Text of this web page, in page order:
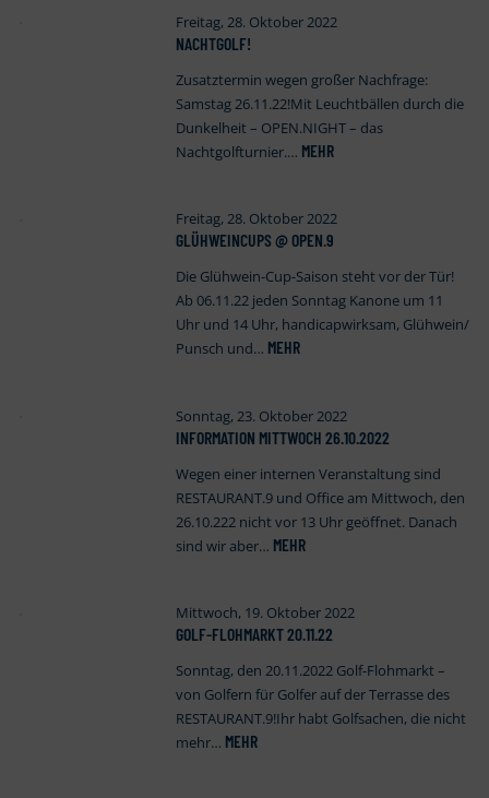
Freitag, 28. Oktober 2022
NACHTGOLF!
Zusatztermin wegen großer Nachfrage:
Samstag 26.11.22!Mit Leuchtbällen durch die
Dunkelheit – OPEN.NIGHT – das
Nachtgolfturnier.… MEHR
Freitag, 28. Oktober 2022
GLÜHWEINCUPS @ OPEN.9
Die Glühwein-Cup-Saison steht vor der Tür!
Ab 06.11.22 jeden Sonntag Kanone um 11
Uhr und 14 Uhr, handicapwirksam, Glühwein/
Punsch und… MEHR
Sonntag, 23. Oktober 2022
INFORMATION MITTWOCH 26.10.2022
Wegen einer internen Veranstaltung sind
RESTAURANT.9 und Office am Mittwoch, den
26.10.222 nicht vor 13 Uhr geöffnet. Danach
sind wir aber… MEHR
Mittwoch, 19. Oktober 2022
GOLF-FLOHMARKT 20.11.22
Sonntag, den 20.11.2022 Golf-Flohmarkt –
von Golfern für Golfer auf der Terrasse des
RESTAURANT.9!Ihr habt Golfsachen, die nicht
mehr… MEHR